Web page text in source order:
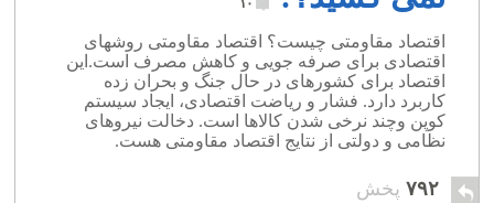
اقتصاد مقاومتی چیست؟ اقتصاد مقاومتی روشهای
اقتصادی برای صرفه جویی و کاهش مصرف است.این
اقتصاد برای کشورهای در حال جنگ و بحران زده
کاربرد دارد. فشار و ریاضت اقتصادی، ایجاد سیستم
کوپن وچند نرخی شدن کالاها است. دخالت نیروهای
نظامی و دولتی از نتایج اقتصاد مقاومتی هست.
۷۹۲ پخش